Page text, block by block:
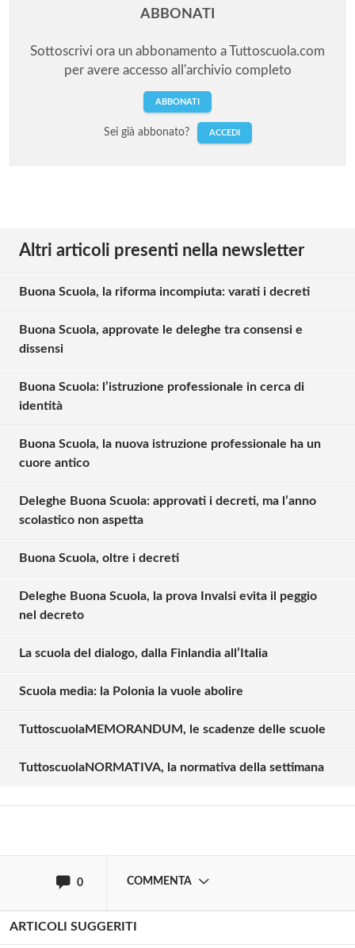
ABBONATI
Sottoscrivi ora un abbonamento a Tuttoscuola.com
per avere accesso all'archivio completo
ABBONATI
Sei già abbonato? ACCEDI
Altri articoli presenti nella newsletter
Buona Scuola, la riforma incompiuta: varati i decreti
Buona Scuola, approvate le deleghe tra consensi e
dissensi
Buona Scuola: l’istruzione professionale in cerca di
identità
Buona Scuola, la nuova istruzione professionale ha un
cuore antico
Deleghe Buona Scuola: approvati i decreti, ma l’anno
scolastico non aspetta
Buona Scuola, oltre i decreti
Deleghe Buona Scuola, la prova Invalsi evita il peggio
nel decreto
La scuola del dialogo, dalla Finlandia all’Italia
Scuola media: la Polonia la vuole abolire
TuttoscuolaMEMORANDUM, le scadenze delle scuole
TuttoscuolaNORMATIVA, la normativa della settimana
0 COMMENTA
commentare!
Effettua il Login o Registrati
ARTICOLI SUGGERITI